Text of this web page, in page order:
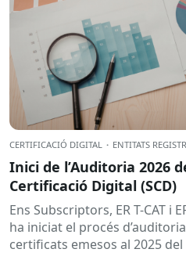
CERTIFICACIÓ DIGITAL · ENTITATS
Inici de l’Auditoria 2026
Certificació Digital (SCD)
Ens Subscriptors, ER T-CAT i
ha iniciat el procés
certificats emesos al 2025